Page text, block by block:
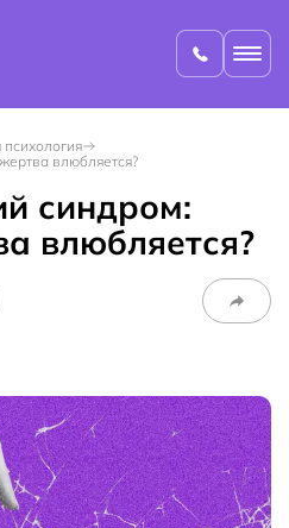
влюбляется?
синдром:
влюбляется?